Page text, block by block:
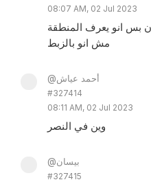
08:07 AM, 02 Jul 2023
بس انو يعرف المنطقة
مش انو بالزبط
@أحمد عياش
#327414
08:11 AM, 02 Jul 2023
وين في النصر
@بيسان
#327415